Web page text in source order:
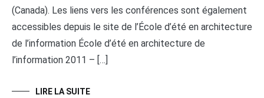
(Canada). Les liens vers les conférences sont également
accessibles depuis le site de l’École d’été en architecture
de l’information École d’été en architecture de
l’information 2011 – […]
LIRE LA SUITE